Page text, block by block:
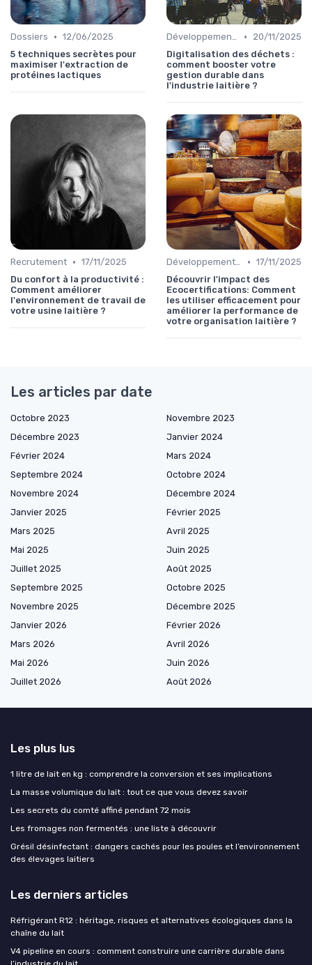
Dossiers • 12/06/2025
5 techniques secrètes pour
maximiser l'extraction de
protéines lactiques
Développement Durable •
20/11/2025
Digitalisation des déchets :
comment booster votre
gestion durable dans
l'industrie laitière ?
Recrutement • 17/11/2025
Du confort à la productivité :
Comment améliorer
l'environnement de travail de
votre usine laitière ?
Développement Durable • 17/11/2025
Découvrir l'impact des
Ecocertifications: Comment
les utiliser efficacement pour
améliorer la performance de
votre organisation laitière ?
Les articles par date
Octobre 2023
Novembre 2023
Décembre 2023
Janvier 2024
Février 2024
Mars 2024
Septembre 2024
Octobre 2024
Novembre 2024
Décembre 2024
Janvier 2025
Février 2025
Mars 2025
Avril 2025
Mai 2025
Juin 2025
Juillet 2025
Août 2025
Septembre 2025
Octobre 2025
Novembre 2025
Décembre 2025
Janvier 2026
Février 2026
Mars 2026
Avril 2026
Mai 2026
Juin 2026
Juillet 2026
Août 2026
Les plus lus
1 litre de lait en kg : comprendre la conversion et ses implications
La masse volumique du lait : tout ce que vous devez savoir
Les secrets du comté affiné pendant 72 mois
Les fromages non fermentés : une liste à découvrir
Grésil désinfectant : dangers cachés pour les poules et l’environnement
des élevages laitiers
Les derniers articles
Réfrigérant R12 : héritage, risques et alternatives écologiques dans la
chaîne du lait
V4 pipeline en cours : comment construire une carrière durable dans